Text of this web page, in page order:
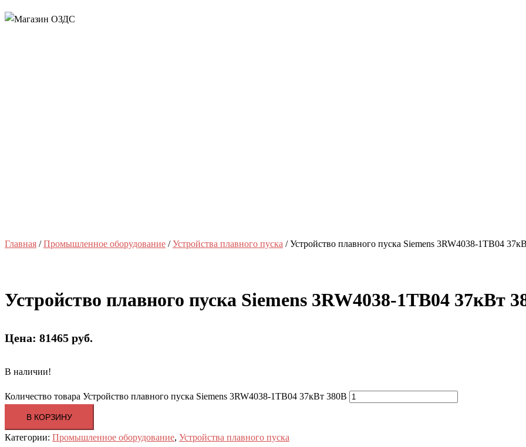
Главная /Промышленное оборудование /Устройства плавного пуска / Устройство плавного пуска Siemens 3RW4038-1TB04
Устройство плавного пуска Siemens 3RW4038-1TB04 37кВт
Цена: 81465 руб.
В наличии!
Количество товара Устройство плавного пуска Siemens 3RW4038-1TB04 37кВт 380В
В КОРЗИНУ
Категории: Промышленное оборудование, Устройства плавного пуска